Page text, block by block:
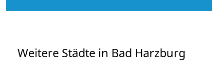
Weitere Städte in Bad Harzburg